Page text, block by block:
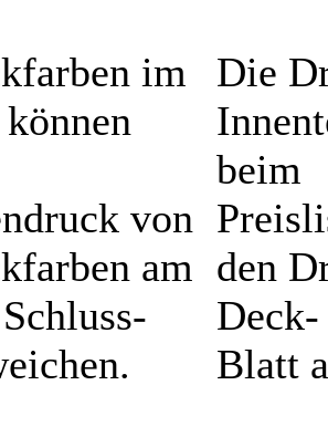
im
von
am
Die
beim
den
Blatt